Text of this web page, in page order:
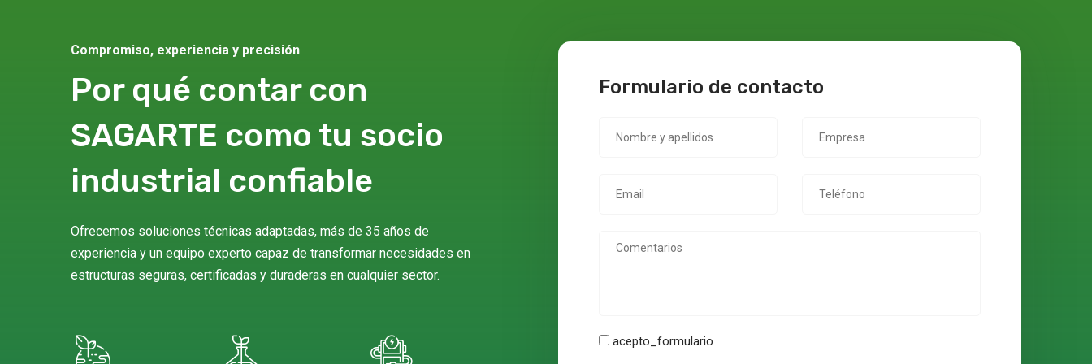
Compromiso, experiencia y precisión
Por qué contar con
SAGARTE como tu socio
industrial confiable
Ofrecemos soluciones técnicas adaptadas, más de 35 años de
experiencia y un equipo experto capaz de transformar necesidades en
estructuras seguras, certificadas y duraderas en cualquier sector.
Formulario de contacto
acepto_formulario